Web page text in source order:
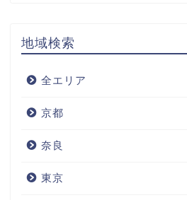
地域検索
全エリア
京都
奈良
東京